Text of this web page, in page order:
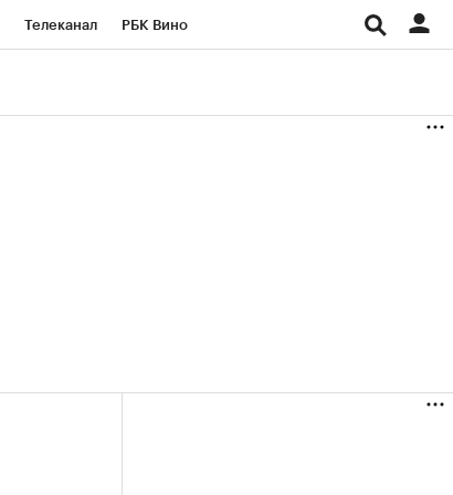
Телеканал РБК Вино